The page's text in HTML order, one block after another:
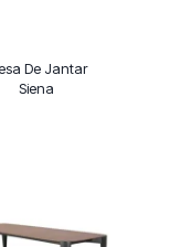
De Jantar
Siena